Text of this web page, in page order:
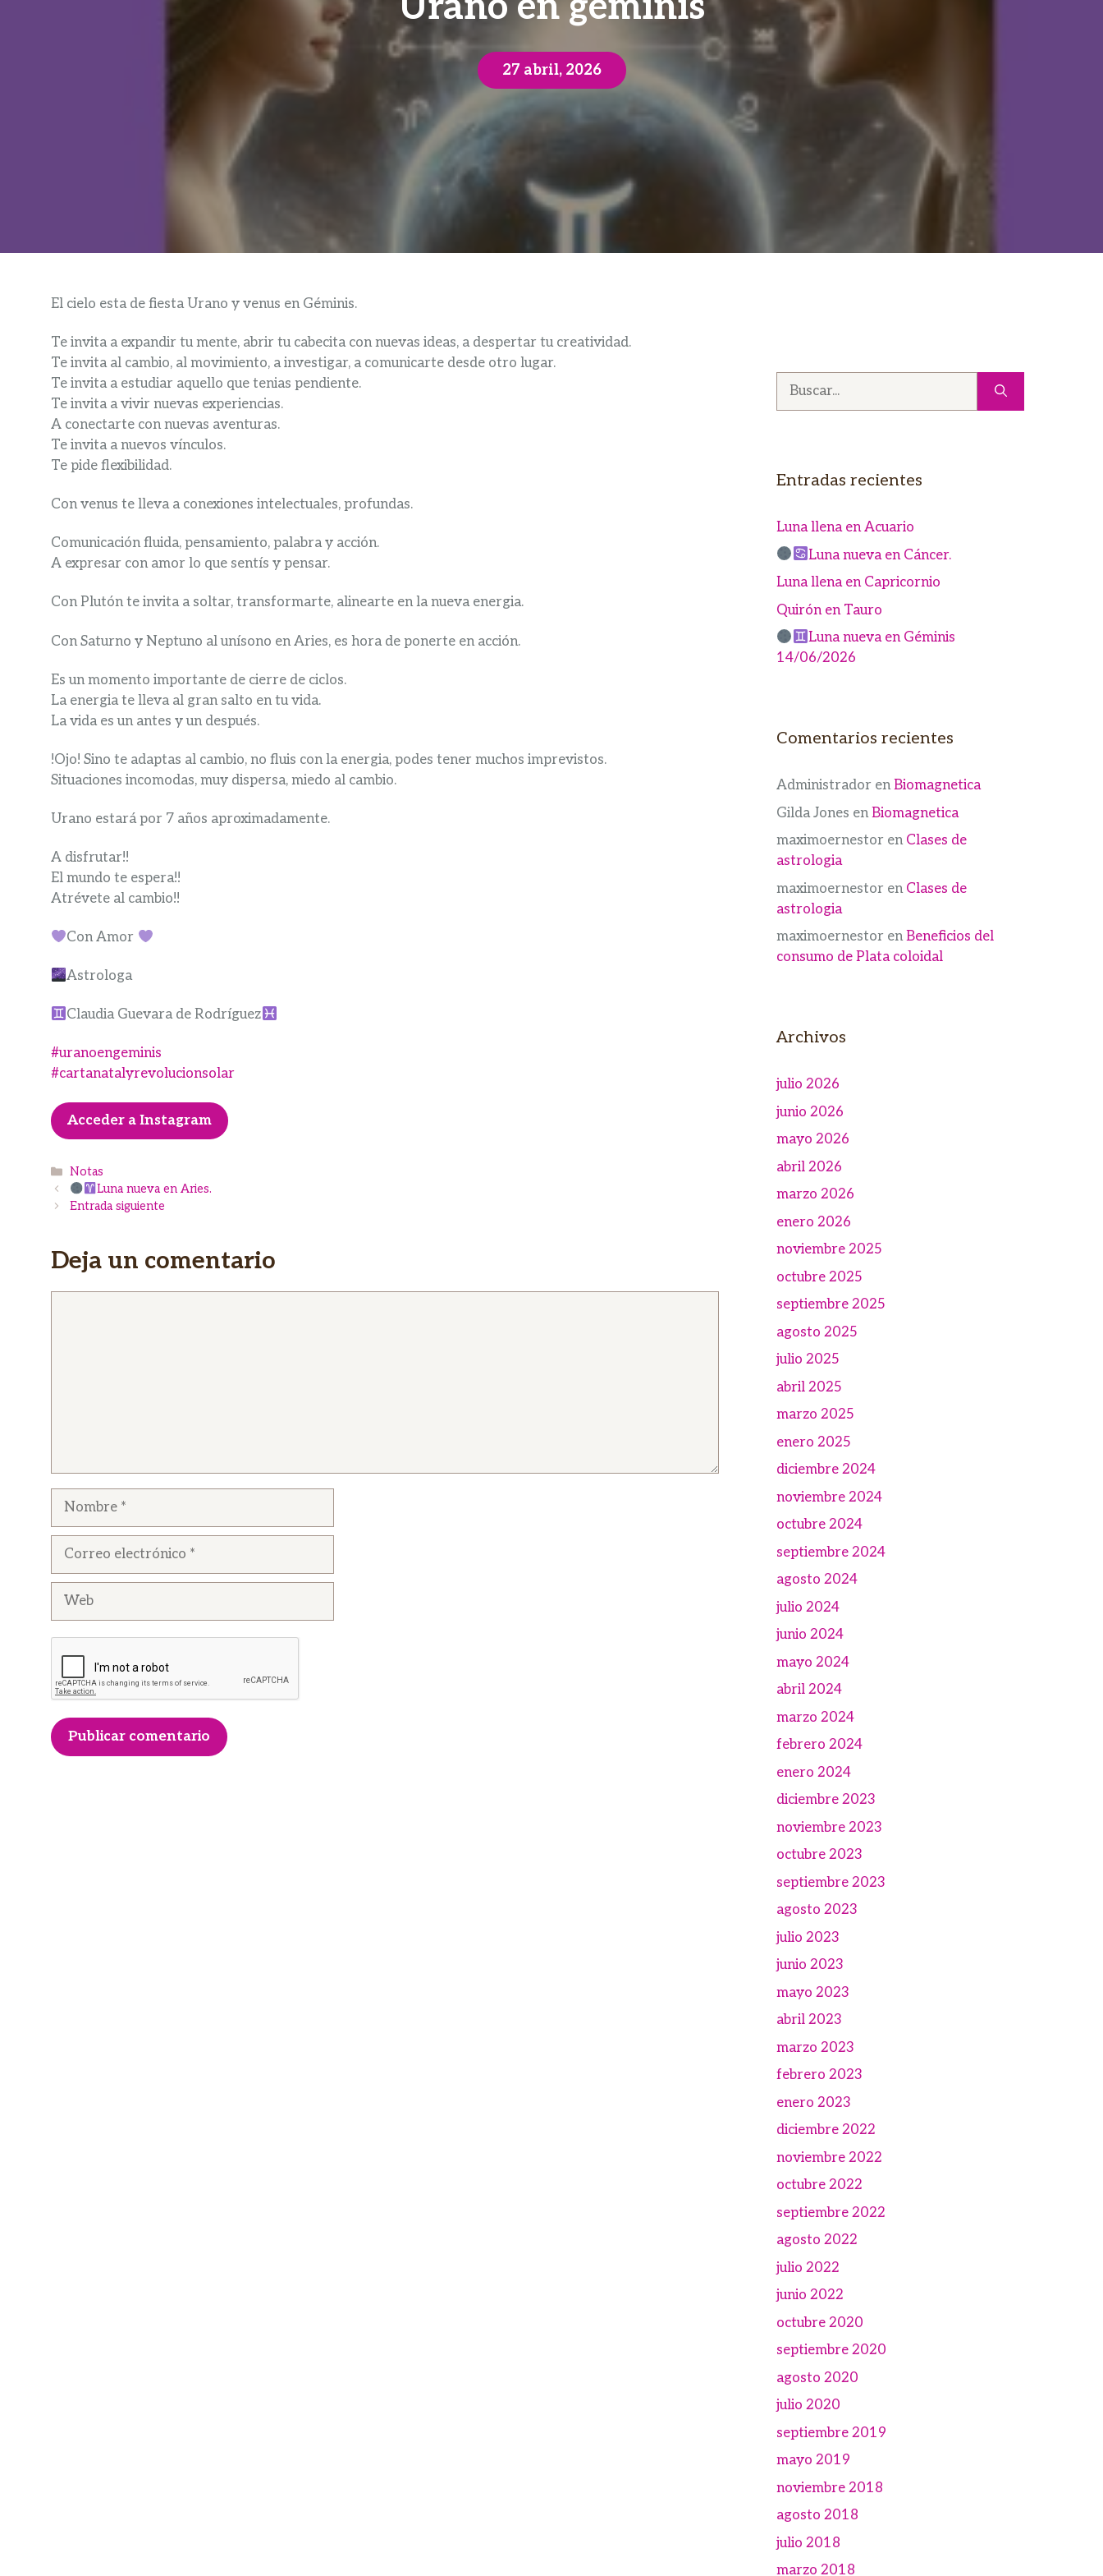
27 abril, 2026
El cielo esta de fiesta Urano y venus en Géminis.
Te invita a expandir tu mente, abrir tu cabecita con nuevas ideas, a despertar tu creatividad.
Te invita al cambio, al movimiento, a investigar, a comunicarte desde otro lugar.
Te invita a estudiar aquello que tenias pendiente.
Te invita a vivir nuevas experiencias.
A conectarte con nuevas aventuras.
Te invita a nuevos vínculos.
Te pide flexibilidad.
Con venus te lleva a conexiones intelectuales, profundas.
Comunicación fluida, pensamiento, palabra y acción.
A expresar con amor lo que sentís y pensar.
Con Plutón te invita a soltar, transformarte, alinearte en la nueva energia.
Con Saturno y Neptuno al unísono en Aries, es hora de ponerte en acción.
Es un momento importante de cierre de ciclos.
La energia te lleva al gran salto en tu vida.
La vida es un antes y un después.
!Ojo! Sino te adaptas al cambio, no fluis con la energia, podes tener muchos imprevistos.
Situaciones incomodas, muy dispersa, miedo al cambio.
Urano estará por 7 años aproximadamente.
A disfrutar!!
El mundo te espera!!
Atrévete al cambio!!
Con Amor
Astrologa
Claudia Guevara de Rodríguez
#uranoengeminis
#cartanatalyrevolucionsolar
Acceder a Instagram
Categorías
Notas
Luna nueva en Aries.
Entrada siguiente
Deja un comentario
Nombre
Correo
Web
Buscar:
Entradas recientes
Luna llena en Acuario
Luna nueva en Cáncer.
Luna llena en Capricornio
Quirón en Tauro
Luna nueva en Géminis
14/06/2026
Comentarios recientes
Administrador enBiomagnetica
Gilda Jones enBiomagnetica
maximoernestor en Clases de
astrologia
maximoernestor en Clases de
astrologia
maximoernestor enBeneficios del
consumo de Plata coloidal
Archivos
julio 2026
junio 2026
mayo 2026
abril 2026
marzo 2026
enero 2026
noviembre 2025
octubre 2025
septiembre 2025
agosto 2025
julio 2025
abril 2025
marzo 2025
enero 2025
diciembre 2024
noviembre 2024
octubre 2024
septiembre 2024
agosto 2024
julio 2024
junio 2024
mayo 2024
abril 2024
marzo 2024
febrero 2024
enero 2024
diciembre 2023
noviembre 2023
octubre 2023
septiembre 2023
agosto 2023
julio 2023
junio 2023
mayo 2023
abril 2023
marzo 2023
febrero 2023
enero 2023
diciembre 2022
noviembre 2022
octubre 2022
septiembre 2022
agosto 2022
julio 2022
junio 2022
octubre 2020
septiembre 2020
agosto 2020
julio 2020
septiembre 2019
mayo 2019
noviembre 2018
agosto 2018
julio 2018
marzo 2018